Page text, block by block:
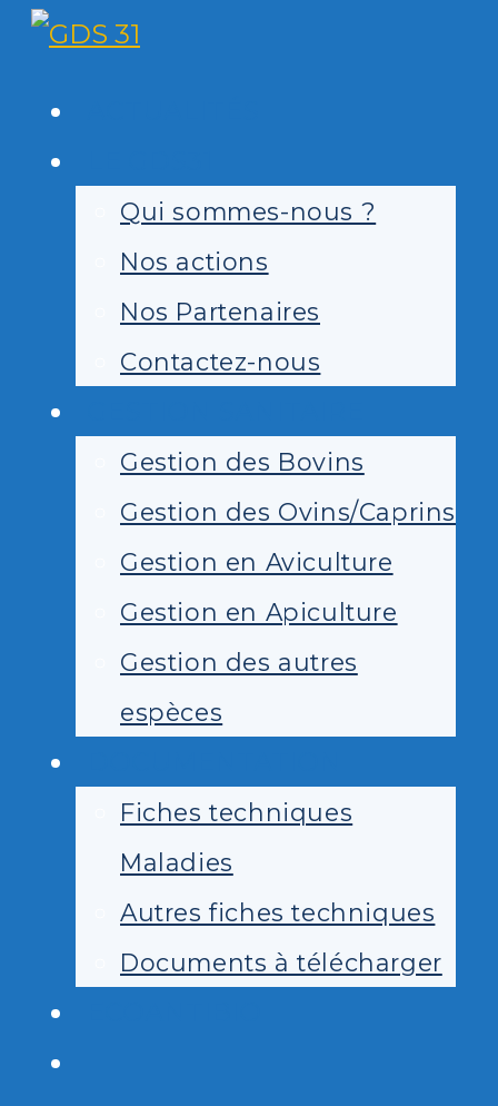
Skip
Qui sommes-nous ?
Nos actions
Nos Partenaires
Contactez-nous
Gestion des Bovins
Gestion des Ovins/Caprins
Gestion en Aviculture
Gestion en Apiculture
Gestion des autres
espèces
Fiches techniques
Maladies
Autres fiches techniques
Documents à télécharger